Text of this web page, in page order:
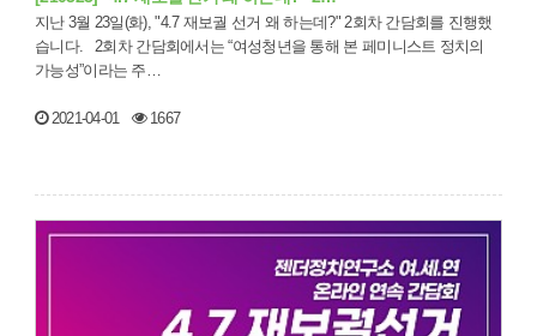
지난 3월 23일(화), "4.7 재보궐 선거 왜 하는데?" 2회차 간담회를 진행했
습니다. 2회차 간담회에서는 “여성청년을 통해 본 페미니스트 정치의
가능성”이라는 주…
2021-04-01 1667